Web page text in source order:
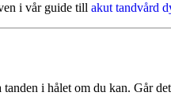
i vår guide till akut tandvård
i hålet om du kan. Går